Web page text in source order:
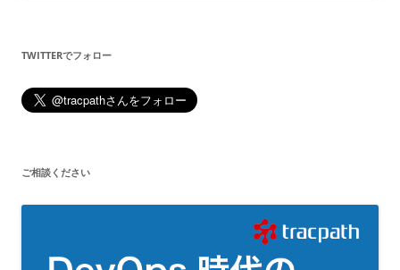
TWITTERでフォロー
ご相談ください